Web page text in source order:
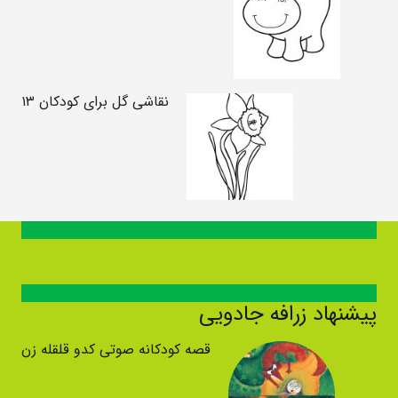
نقاشی گل برای کودکان ۱۳
پیشنهاد زرافه جادویی
قصه کودکانه صوتی کدو قلقله زن